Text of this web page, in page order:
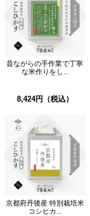
昔ながらの手作業で丁寧
な米作りをし...
8,424円（税込）
京都府丹後産 特別栽培米
コシヒカ...